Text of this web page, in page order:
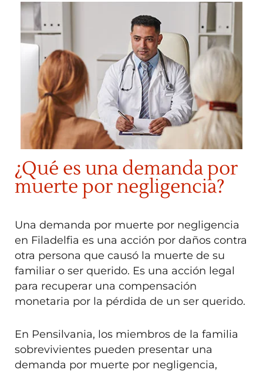
¿Qué es una demanda por
muerte por negligencia?
Una demanda por muerte por negligencia
en Filadelfia es una acción por daños contra
otra persona que causó la muerte de su
familiar o ser querido. Es una acción legal
para recuperar una compensación
monetaria por la pérdida de un ser querido.
En Pensilvania, los miembros de la familia
sobrevivientes pueden presentar una
demanda por muerte por negligencia,